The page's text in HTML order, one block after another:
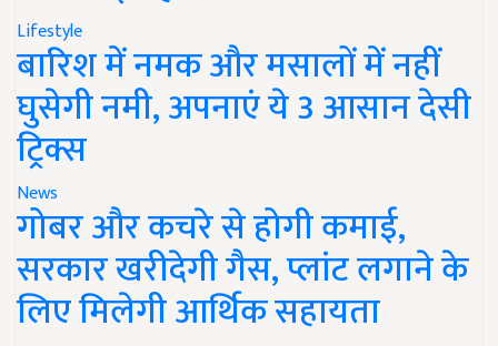
Lifestyle
बारिश में नमक और मसालों में नहीं
घुसेगी नमी, अपनाएं ये 3 आसान देसी
ट्रिक्स
News
गोबर और कचरे से होगी कमाई,
सरकार खरीदेगी गैस, प्लांट लगाने के
लिए मिलेगी आर्थिक सहायता